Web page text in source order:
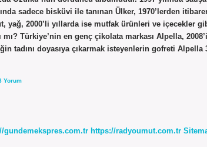
sadece bisküvi ile tanınan Ülker, 1970’lerden
yağ, 2000’li yıllarda ise mutfak ürünleri ve içecekler
mı? Türkiye’nin en genç çikolata markası Alpella,
tadını doyasıya çıkarmak isteyenlerin gofreti
Yorum
gundemekspres.com.tr https://radyoumut.com.tr